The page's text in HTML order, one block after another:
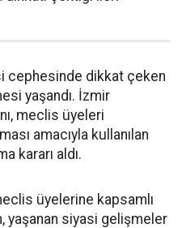
cephesinde dikkat çeken
yaşandı. İzmir
meclis üyeleri
amacıyla kullanılan
kararı aldı.
üyelerine kapsamlı
yaşanan siyasi gelişmeler